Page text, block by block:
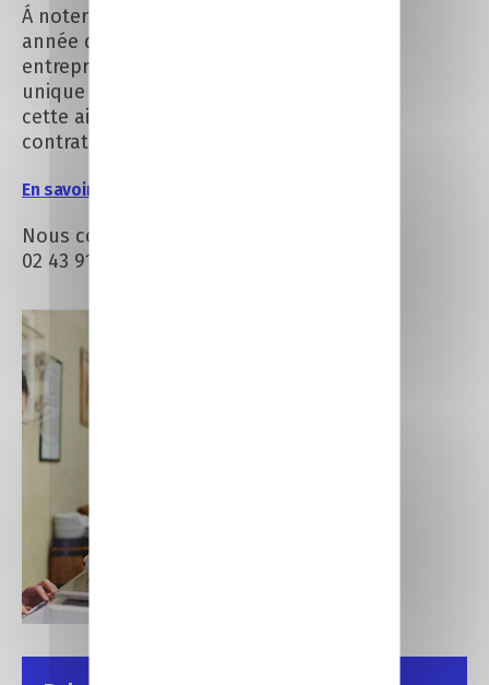
Á noter : à l’issue de la première
année d’exécution du contrat, les
entreprises éligibles à l’aide
unique pourront bénéficier de
cette aide jusqu’à la fin du
contrat.
En savoir +
Nous contacter : CCI Formation –
02 43 91 49 70